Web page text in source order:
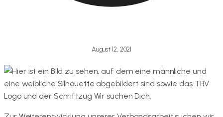
August 12, 2021